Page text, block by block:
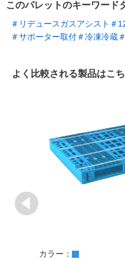
このパレットのキーワード
＃リデュースガスアシスト ＃
＃サポーター取付＃冷凍冷蔵
よく比較される製品はこ
カラー：